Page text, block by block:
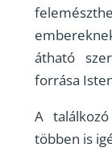
átható
forrása
A
többen is